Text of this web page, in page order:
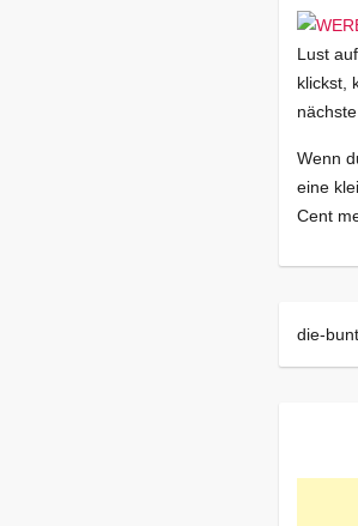
Lust
klickst,
Wenn
eine
Cent
die-